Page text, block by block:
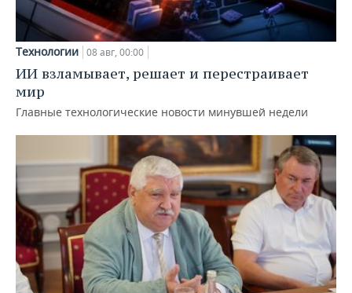
Технологии 08 авг, 00:00
ИИ взламывает, решает и перестраивает
мир
Главные технологические новости минувшей недели